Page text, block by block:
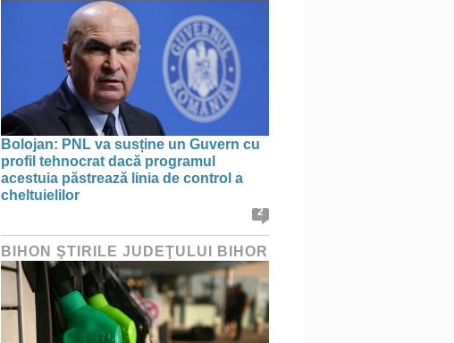
Bolojan: PNL va susține un Guvern cu
profil tehnocrat dacă programul
acestuia păstrează linia de control a
cheltuielilor
2
BIHON ŞTIRILE JUDEŢULUI BIHOR